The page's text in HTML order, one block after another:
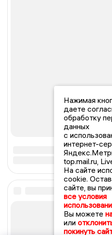
Нажимая
даете
обработку
данных
с
интернет-
top.mail.ru,
На сайте
cookie.
сайте, вы
все условия
Вы можете
или
покинуть